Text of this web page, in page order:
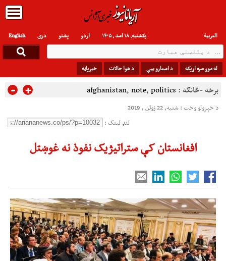
English دری پشتو العربیة اردو یکشنبه, ۱۸ اسد , ۱۴۰۵
له موږ سره اړیکه د اسعارو بیې د هوا حالات خبرپاڼه
برخه -څانګه : afghanistan, note, politics
- +
د خپرولو وخت : شنبه, 22 ژوئن , 2019
لنډ لینک :
افغانستان کې ستراتیژیک نفوذ نه غوښتل